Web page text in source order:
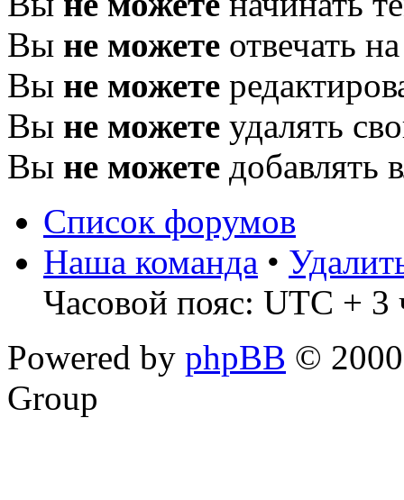
Вы не можете отвечать
Вы не можете
Вы не можете удалять
Вы не можете добавлять
Список форумов
Наша команда •
Часовой пояс: UTC + 3
Powered by phpBB ©
Group